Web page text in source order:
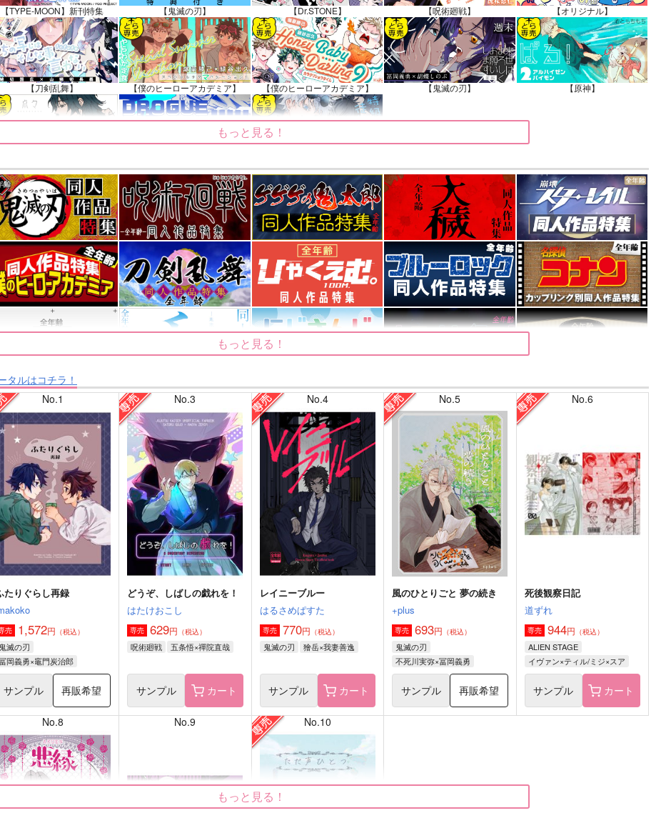
ついて（2025.09.19 更新｜2025.08.01 掲載）
定のお知らせ（2024.11.20 掲載）
【TYPE-MOON】新刊特集 【鬼滅の刃】 【Dr.STONE】 【呪術廻戦】 【オリジナル】
【刀剣乱舞】 【僕のヒーローアカデミア】 【僕のヒーローアカデミア】 【鬼滅の刃】 【原神】
もっと見る！
もっと見る！
タルはコチラ！
No.1
たりぐらし再録
売 1,572円 （税込）
鬼滅の刃
岡義勇×竈門炭治郎
サンプル 再販希望
No.3
どうぞ、しばしの戯れを！
はたけおこし
専売 629円 （税込）
呪術廻戦 五条悟×禪院直哉
サンプル カート
No.4
レイニーブルー
はるさめぱすた
専売 770円 （税込）
鬼滅の刃 獪岳×我妻善逸
サンプル カート
No.5
風のひとりごと 夢の続き
+plus
専売 693円 （税込）
鬼滅の刃
不死川実弥×冨岡義勇
サンプル 再販希望
No.6
死後観察日記
道ずれ
専売 944円 （税込）
ALIEN STAGE
イヴァン×ティル/ミジ×スア
サンプル カート
No.8 No.9 No.10
もっと見る！